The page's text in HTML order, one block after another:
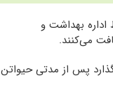
بهداشت و
می‌کنند.
پس از مدتی حیواتن